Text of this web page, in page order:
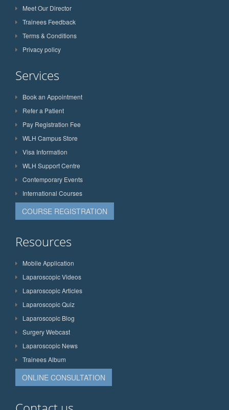
Meet Our Director
Trainees Feedback
Terms & Conditions
Privacy policy
Services
Book an Appointment
Refer a Patient
Pay Registration Fee
WLH Campus Store
Visa Information
WLH Support Centre
Contemporary Events
International Courses
COURSE REGISTRATION
Resources
Mobile Application
Laparoscopic Videos
Laparoscopic Articles
Laparoscopic Quiz
Laparoscopic Blog
Surgery Webcast
Laparoscopic News
Trainees Album
ONLINE CONSULTATION